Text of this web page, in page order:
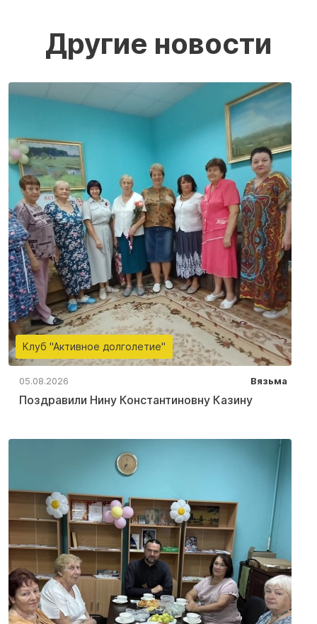
Другие новости
Клуб "Активное долголетие"
05.08.2026 Вязьма
Поздравили Нину Константиновну Казину